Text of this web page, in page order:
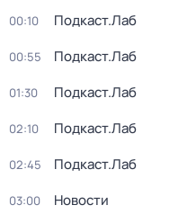
00:10 Подкаст.Лаб
00:55 Подкаст.Лаб
01:30 Подкаст.Лаб
02:10 Подкаст.Лаб
02:45 Подкаст.Лаб
03:00 Новости